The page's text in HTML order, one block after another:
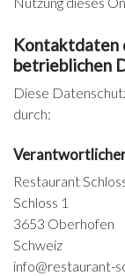
Kontaktdaten
betrieblichen
Diese
durch:
Restaurant
Schloss 1
3653 Oberhofen
Schweiz
info@restaurant-